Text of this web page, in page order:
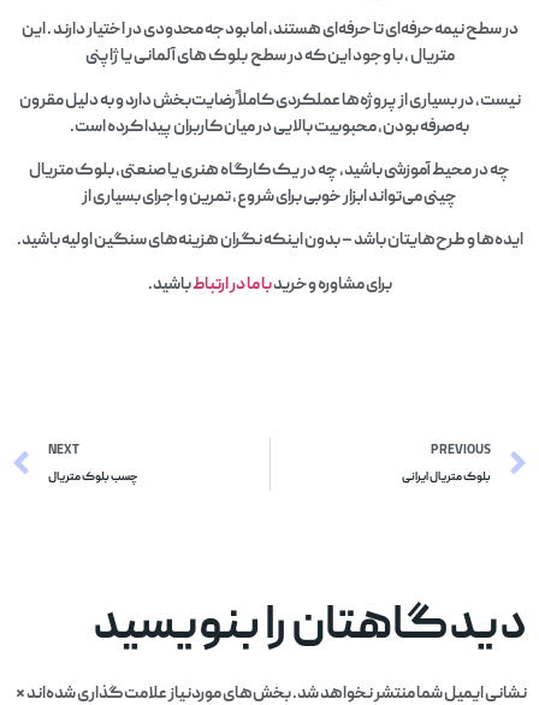
در سطح نیمه‌حرفه‌ای تا حرفه‌ای هستند، اما بودجه محدودی در اختیار دارند . این
متریال ، با وجود این که در سطح بلوک‌ های آلمانی یا ژاپنی
نیست، در بسیاری از پروژه‌ها عملکردی کاملاً رضایت‌بخش دارد و به دلیل مقرون‌
به‌صرفه بودن، محبوبیت بالایی در میان کاربران پیدا کرده است.
چه در محیط آموزشی باشید، چه در یک کارگاه هنری یا صنعتی، بلوک متریال
چینی می‌تواند ابزار خوبی برای شروع، تمرین و اجرای بسیاری از
ایده‌ها و طرح‌هایتان باشد – بدون اینکه نگران هزینه‌های سنگین اولیه باشید.
برای مشاوره وخریدبا ما در ارتباطباشید.
PREVIOUS
بلوک متریال ایرانی
NEXT
چسب بلوک متریال
دیدگاهتان را بنویسید
نشانی ایمیل شما منتشر نخواهد شد.بخش‌های موردنیاز علامت‌گذاری شده‌اند*